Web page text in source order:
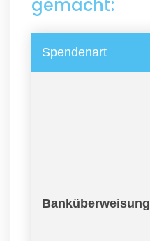
gemacht:
Spendenart
Banküberweisung